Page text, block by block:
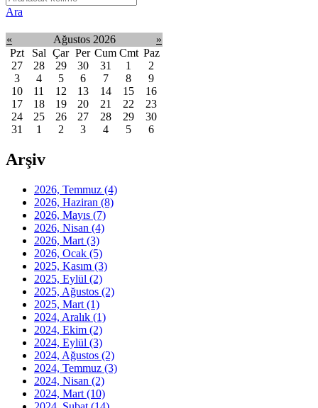
Ara
« Ağustos 2026
»
Pzt
Sal Çar Per Cum Cmt Paz
27
28 29 30 31 1
2
3
4 5 6 7 8
9
10
11 12 13 14 15
16
17
18 19 20 21 22
23
24
25 26 27 28 29
30
31
1 2 3 4 5 6
Arşiv
2026, Temmuz (4)
2026, Haziran (8)
2026, Mayıs (7)
2026, Nisan (4)
2026, Mart (3)
2026, Ocak (5)
2025, Kasım (3)
2025, Eylül (2)
2025, Ağustos (2)
2025, Mart (1)
2024, Aralık (1)
2024, Ekim (2)
2024, Eylül (3)
2024, Ağustos (2)
2024, Temmuz (3)
2024, Nisan (2)
2024, Mart (10)